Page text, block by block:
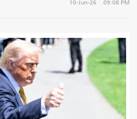
10-Jun-26 09:08 PM